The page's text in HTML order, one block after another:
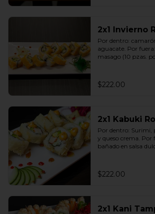
2x1 Invierno
Por dentro:
aguacate. Por
masago (10 pzas.
$222.00
2x1 Kabuki
Por dentro: Surimi,
y queso crema. Por
bañado en salsa
$222.00
2x1 Kani